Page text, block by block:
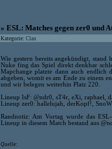
» ESL: Matches gegen zer0 und
Kategorie: Clan
Wie gestern bereits angekündigt, stand
Nuke fing das Spiel direkt denkbar
Mapchange platzte dann auch endlich
abgeben, womit es am Ende zu einem
und wir belegen weiterhin Platz 220.
Lineup IsF: @ndr0, sT4r, eXi, raphael,
Lineup zer0: hallelujah, derKopf!,
Randnotiz: Am Vortag wurde das
Lineup in diesem Match bestand aus
Quelle: